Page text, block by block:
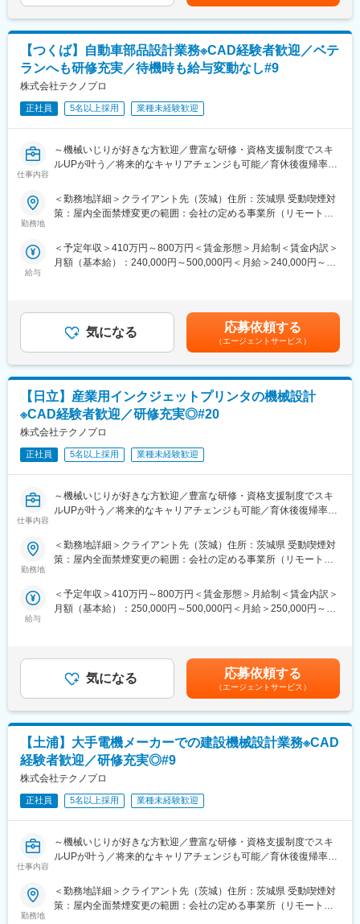
ともなうリスクを気にすることなく、社内で自分の新しいキャリ
アを形成し、可能性を広げることが可能です。シフトしたことに
よって上がった派遣料金が一定基準を超えた場合、給与に還元し
ております。
変更の範囲：会社の定める業務
【主な想定業務内容（想定プロジェクト）】
・ケーブルハーネス製品、コネクタ製品類に対する設計/検討
・熱交換器部品（ラジエータ、EGRクーラ、オイルクーラ、イン
タークーラ、等）の設計
・自動車部品に関わる設計業務全般
・工業製品の機械設計及び3D・図面データ作成
・筐体設計（樹脂・板金）
・駆動装置設計
・強度設計
その他多数
■働く環境/当社の特徴：
・全社月平均残業時間：20時間程度
り、プロジェクト、働き方など相談できる環境がございます。
・定年：65歳となっており、その後も１年更新での契約社員とし
は、会社が全額負担します。家賃補助の金額に関して、6万円（家
賃＋共益費）の物件を上限として半分を支給いたします。他にも
家族手当制度等がございます。
■福利厚生「SS&CU制度」：
エンジニア（技術社員）を対象に、キャリアチェンジを支援する
制度です。U・Iターンしたい、上流工程へ挑戦したいなど転職に
ともなうリスクを気にすることなく、社内で自分の新しいキャリ
アを形成し、可能性を広げることが可能です。シフトしたことに
ております。
変更の範囲：会社の定める業務
【つくば】自動車部品設計業務※CAD経験者歓迎／ベテ
ランへも研修充実／待機時も給与変動なし#9
株式会社テクノプロ
正社員 5名以上採用 業種未経験歓迎
仕事内容
～機械いじりが好きな方歓迎／豊富な研修・資格支援制度でスキ
ルUPが叶う／将来的なキャリアチェンジも可能／育休後復帰率
■業務内容：
・治具図面作成
・部品の試作発注依頼
【使用ツール】
・CATIA
・office
【企業説明動画】
会社紹介：https://youtu.be/-VNYM-jRZFo
インタビュー：https://youtu.be/zDdDBd7Up2Y
■魅力：
・配属予定のロボティクス事業部（顧客先）には弊社社員（ほぼ
メカ開発メンバー）が8名程度いますので、フォローが可能です。
■スキルアップ制度：
・各種専門団体との連携（TOEIC(R)や技術関連の協会など）を主
級まで、将来を見据えた技術習得を支援します。
・またWebでの学習コンテンツ（e-ラーニング、推奨資格の模擬
※社内承認を得た講座は全額会社負担！
■就業環境：
・残業は全社平均で月20時間で、サービス残業は一切ありませ
ん。
・また育児休業取得者も多く、複数回の育児休業を取得した者も
多数在籍しています。
■当社について：
てはトップクラスのエンジニア集団です。
る為、自身の分野だけでなく様々な情報を得る事ができます。将
来的にキャリアチェンジも可能です。
変更の範囲：会社の定める業務
勤務地
＜勤務地詳細＞クライアント先（茨城）住所：茨城県 受動喫煙対
策：屋内全面禁煙変更の範囲：会社の定める事業所（リモートワ
給与
＜予定年収＞410万円～800万円＜賃金形態＞月給制＜賃金内訳＞
月額（基本給）：240,000円～500,000円＜月給＞240,000円～
ます。■昇給：年1回（7月）■賞与：年2回 夏（6月）・冬（12
月）賃金はあくまでも目安の金額であり、選考を通じて上下する
可能性があります。月給(月額)は固定手当を含めた表記です。
気になる 応募依頼する
（エージェントサービス）
【日立】産業用インクジェットプリンタの機械設計
※CAD経験者歓迎／研修充実◎#20
株式会社テクノプロ
正社員 5名以上採用 業種未経験歓迎
仕事内容
～機械いじりが好きな方歓迎／豊富な研修・資格支援制度でスキ
ルUPが叶う／将来的なキャリアチェンジも可能／育休後復帰率
■業務内容：
CADツール：SOLIDWORKS、AutoCAD
■魅力：
・コミュニケーション能力、問題解決能力、プレゼンテーション
能力の向上が見込めます。
・配属予定のロボティクス事業部（顧客先）には弊社社員（ほぼ
メカ開発メンバー）が8名程度いますので、フォローが可能です。
■スキルアップ制度：
・各種専門団体との連携（TOEIC(R)や技術関連の協会など）を主
軸に、研修センターを全国に設置。
・またWebでの学習コンテンツ（e-ラーニング、推奨資格の模擬
試験の提供）、各種研修（階層別）、語学学習コンテンツ、マネ
※社内承認を得た講座は全額会社負担！
勤務地
＜勤務地詳細＞クライアント先（茨城）住所：茨城県 受動喫煙対
策：屋内全面禁煙変更の範囲：会社の定める事業所（リモートワ
給与
＜予定年収＞410万円～800万円＜賃金形態＞月給制＜賃金内訳＞
月額（基本給）：250,000円～500,000円＜月給＞250,000円～
ます。■昇給：年1回（7月）■賞与：年2回 夏（6月）・冬（12
月）賃金はあくまでも目安の金額であり、選考を通じて上下する
可能性があります。月給(月額)は固定手当を含めた表記です。
気になる 応募依頼する
（エージェントサービス）
【土浦】大手電機メーカーでの建設機械設計業務※CAD
経験者歓迎／研修充実◎#9
株式会社テクノプロ
正社員 5名以上採用 業種未経験歓迎
仕事内容
～機械いじりが好きな方歓迎／豊富な研修・資格支援制度でスキ
ルUPが叶う／将来的なキャリアチェンジも可能／育休後復帰率
■業務内容：
勤務地
＜勤務地詳細＞クライアント先（茨城）住所：茨城県 受動喫煙対
策：屋内全面禁煙変更の範囲：会社の定める事業所（リモートワ